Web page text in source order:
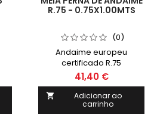
R.75 - 0.75X1.00MTS
(0)
Andaime europeu
certificado R.75
Galvanizado
41,40 €

Adicionar ao
carrinho